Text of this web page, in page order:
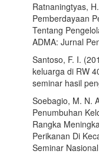
Ratnaningtyas,
Pemberdayaan
Tentang
ADMA: Jurnal
Santoso, F. I.
keluarga di RW
seminar hasil
Soebagio, M. N.
Penumbuhan
Rangka
Perikanan Di
Seminar